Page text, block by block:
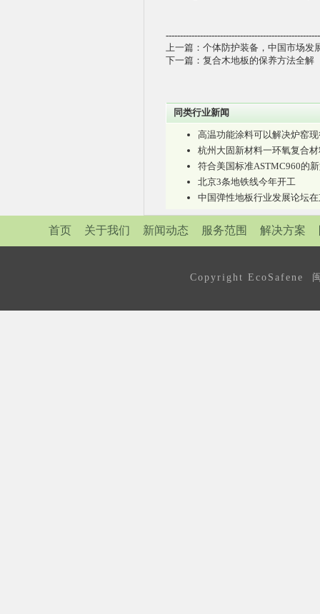
上一篇： 个体防护装备，中国市场发
下一篇： 复合木地板的保养方法全解
同类行业新闻
高温功能涂料可以解决炉窑
杭州大固新材料一环氧复合
符合美国标准ASTMC960的
北京3条地铁线今年开工
中国弹性地板行业发展论坛
首页 关于我们 新闻动态 服务范围 解决方案
Copyright EcoSafene